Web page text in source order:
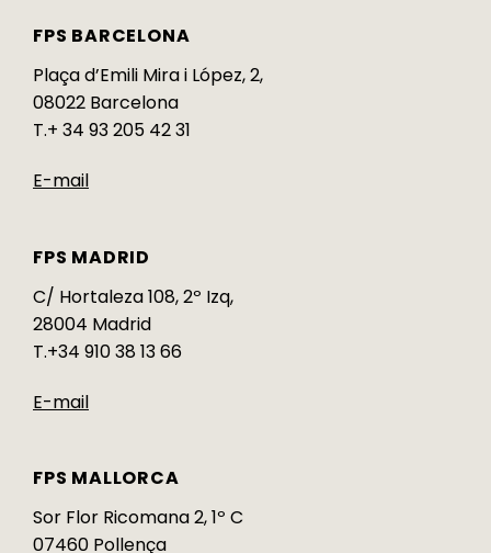
FPS BARCELONA
Plaça d’Emili Mira i López, 2,
08022 Barcelona
T.+ 34 93 205 42 31
E-mail
FPS MADRID
C/ Hortaleza 108, 2º Izq,
28004 Madrid
T.+34 910 38 13 66
E-mail
FPS MALLORCA
Sor Flor Ricomana 2, 1º C
07460 Pollença